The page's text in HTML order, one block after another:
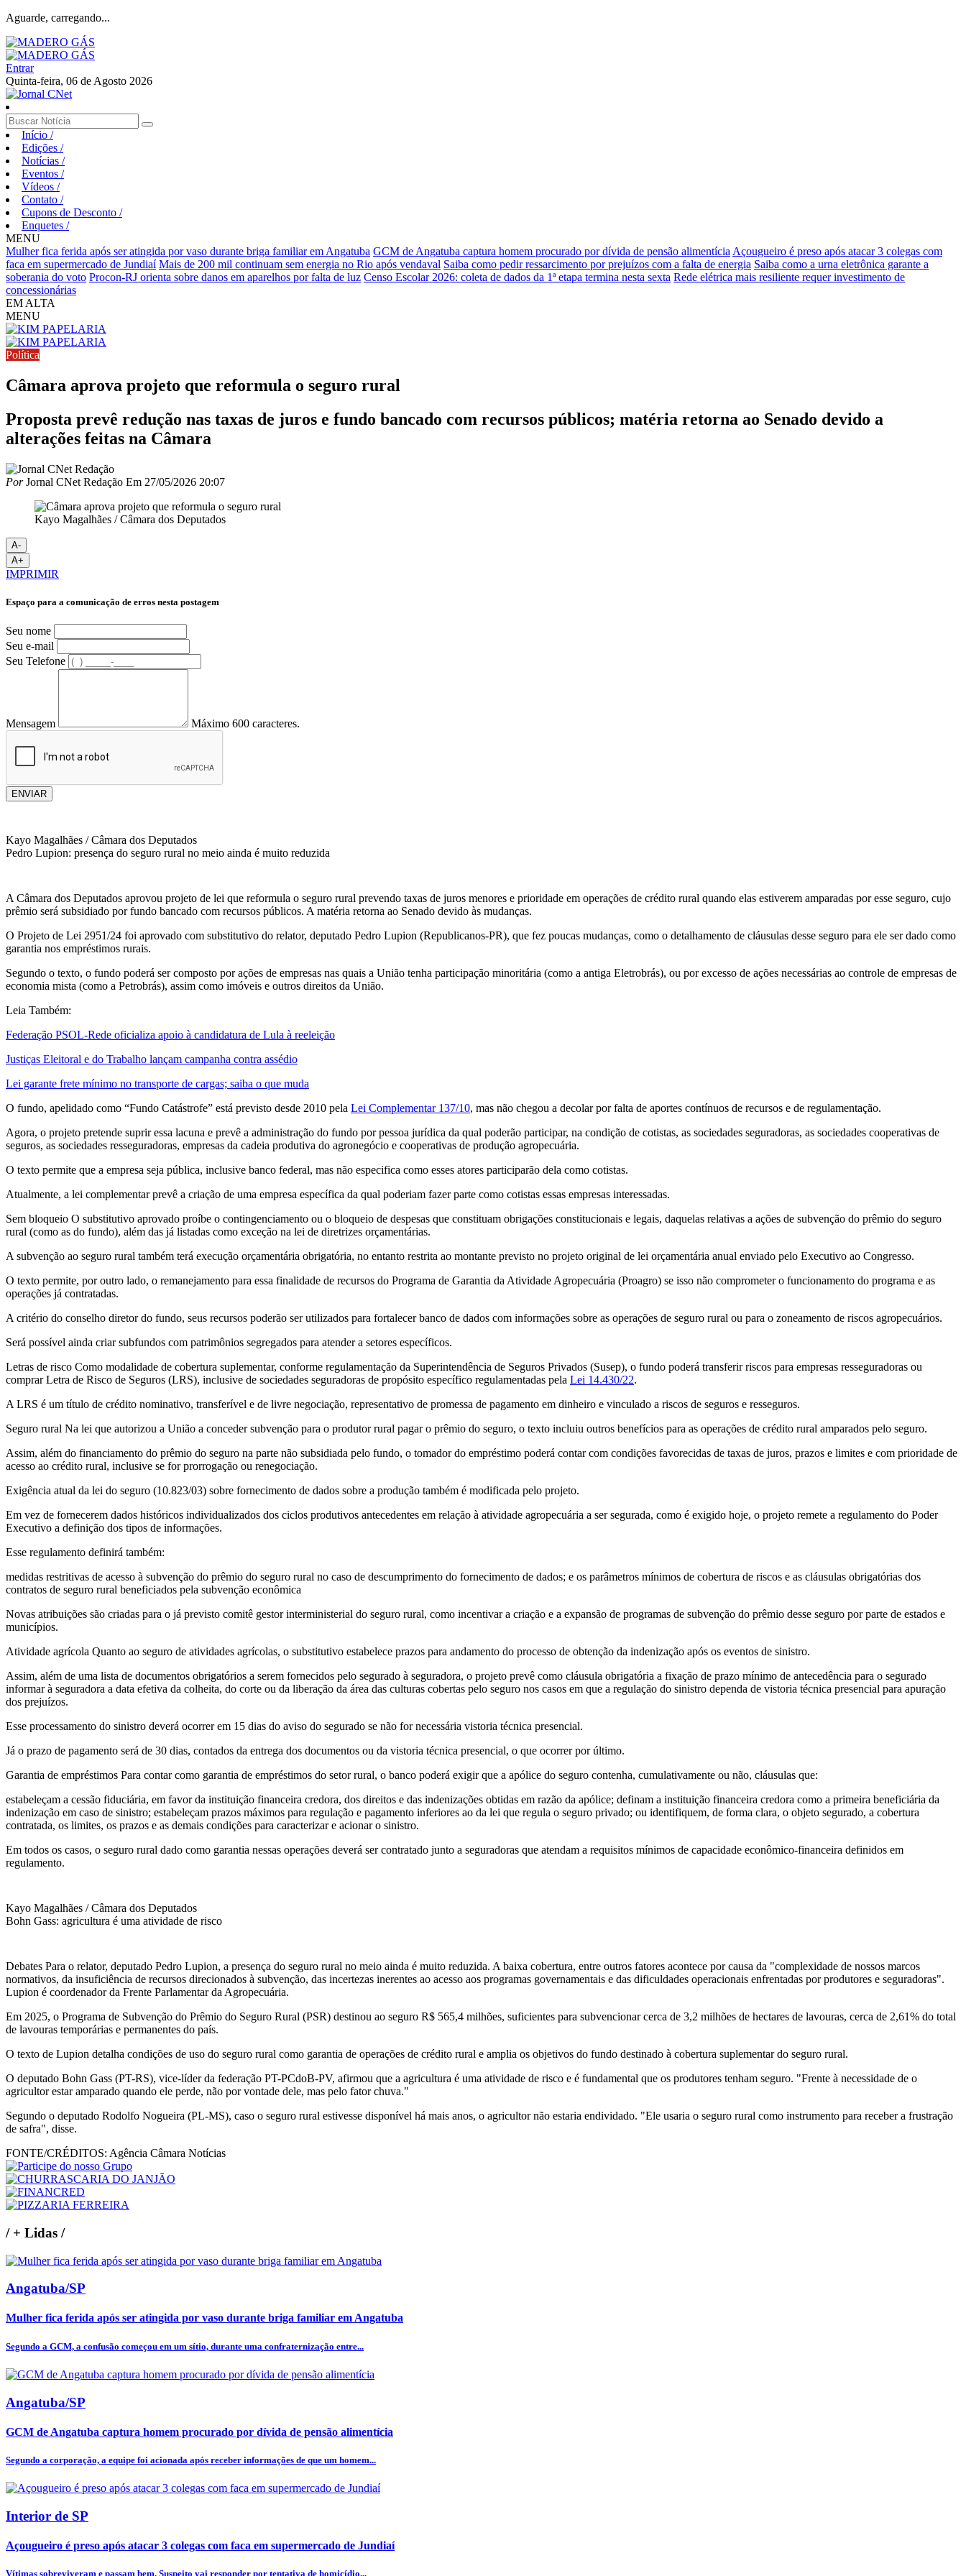
Aguarde, carregando...
Entrar
Quinta-feira, 06 de Agosto 2026
Início /
Edições /
Notícias /
Eventos /
Vídeos /
Contato /
Cupons de Desconto /
Enquetes /
MENU
Mulher fica ferida após ser atingida por vaso durante briga familiar em Angatuba GCM de Angatuba captura homem procurado por dívida de pensão alimentícia Açougueiro é preso após atacar 3 colegas com
faca em supermercado de Jundiaí Mais de 200 mil continuam sem energia no Rio após vendaval Saiba como pedir ressarcimento por prejuízos com a falta de energia Saiba como a urna eletrônica garante a
soberania do voto Procon-RJ orienta sobre danos em aparelhos por falta de luz Censo Escolar 2026: coleta de dados da 1ª etapa termina nesta sexta Rede elétrica mais resiliente requer investimento de
concessionárias
EM ALTA
MENU
Política
Câmara aprova projeto que reformula o seguro rural
Proposta prevê redução nas taxas de juros e fundo bancado com recursos públicos; matéria retorna ao Senado devido a
alterações feitas na Câmara
PorJornal CNet Redação Em 27/05/2026 20:07
Kayo Magalhães / Câmara dos Deputados
A-
A+
IMPRIMIR
Espaço para a comunicação de erros nesta postagem
Seu nome
Seu e-mail
Seu Telefone
Mensagem Máximo 600 caracteres.
ENVIAR
Kayo Magalhães / Câmara dos Deputados
Pedro Lupion: presença do seguro rural no meio ainda é muito reduzida
A Câmara dos Deputados aprovou projeto de lei que reformula o seguro rural prevendo taxas de juros menores e prioridade em operações de crédito rural quando elas estiverem amparadas por esse seguro, cujo
prêmio será subsidiado por fundo bancado com recursos públicos. A matéria retorna ao Senado devido às mudanças.
O Projeto de Lei 2951/24 foi aprovado com substitutivo do relator, deputado Pedro Lupion (Republicanos-PR), que fez poucas mudanças, como o detalhamento de cláusulas desse seguro para ele ser dado como
garantia nos empréstimos rurais.
Segundo o texto, o fundo poderá ser composto por ações de empresas nas quais a União tenha participação minoritária (como a antiga Eletrobrás), ou por excesso de ações necessárias ao controle de empresas de
economia mista (como a Petrobrás), assim como imóveis e outros direitos da União.
Leia Também:
Federação PSOL-Rede oficializa apoio à candidatura de Lula à reeleição
Justiças Eleitoral e do Trabalho lançam campanha contra assédio
Lei garante frete mínimo no transporte de cargas; saiba o que muda
O fundo, apelidado como “Fundo Catástrofe” está previsto desde 2010 pela Lei Complementar 137/10, mas não chegou a decolar por falta de aportes contínuos de recursos e de regulamentação.
Agora, o projeto pretende suprir essa lacuna e prevê a administração do fundo por pessoa jurídica da qual poderão participar, na condição de cotistas, as sociedades seguradoras, as sociedades cooperativas de
seguros, as sociedades resseguradoras, empresas da cadeia produtiva do agronegócio e cooperativas de produção agropecuária.
O texto permite que a empresa seja pública, inclusive banco federal, mas não especifica como esses atores participarão dela como cotistas.
Atualmente, a lei complementar prevê a criação de uma empresa específica da qual poderiam fazer parte como cotistas essas empresas interessadas.
Sem bloqueio O substitutivo aprovado proíbe o contingenciamento ou o bloqueio de despesas que constituam obrigações constitucionais e legais, daquelas relativas a ações de subvenção do prêmio do seguro
rural (como as do fundo), além das já listadas como exceção na lei de diretrizes orçamentárias.
A subvenção ao seguro rural também terá execução orçamentária obrigatória, no entanto restrita ao montante previsto no projeto original de lei orçamentária anual enviado pelo Executivo ao Congresso.
O texto permite, por outro lado, o remanejamento para essa finalidade de recursos do Programa de Garantia da Atividade Agropecuária (Proagro) se isso não comprometer o funcionamento do programa e as
operações já contratadas.
A critério do conselho diretor do fundo, seus recursos poderão ser utilizados para fortalecer banco de dados com informações sobre as operações de seguro rural ou para o zoneamento de riscos agropecuários.
Será possível ainda criar subfundos com patrimônios segregados para atender a setores específicos.
Letras de risco Como modalidade de cobertura suplementar, conforme regulamentação da Superintendência de Seguros Privados (Susep), o fundo poderá transferir riscos para empresas resseguradoras ou
comprar Letra de Risco de Seguros (LRS), inclusive de sociedades seguradoras de propósito específico regulamentadas pela Lei 14.430/22.
A LRS é um título de crédito nominativo, transferível e de livre negociação, representativo de promessa de pagamento em dinheiro e vinculado a riscos de seguros e resseguros.
Seguro rural Na lei que autorizou a União a conceder subvenção para o produtor rural pagar o prêmio do seguro, o texto incluiu outros benefícios para as operações de crédito rural amparados pelo seguro.
Assim, além do financiamento do prêmio do seguro na parte não subsidiada pelo fundo, o tomador do empréstimo poderá contar com condições favorecidas de taxas de juros, prazos e limites e com prioridade de
acesso ao crédito rural, inclusive se for prorrogação ou renegociação.
Exigência atual da lei do seguro (10.823/03) sobre fornecimento de dados sobre a produção também é modificada pelo projeto.
Em vez de fornecerem dados históricos individualizados dos ciclos produtivos antecedentes em relação à atividade agropecuária a ser segurada, como é exigido hoje, o projeto remete a regulamento do Poder
Executivo a definição dos tipos de informações.
Esse regulamento definirá também:
medidas restritivas de acesso à subvenção do prêmio do seguro rural no caso de descumprimento do fornecimento de dados; e os parâmetros mínimos de cobertura de riscos e as cláusulas obrigatórias dos
contratos de seguro rural beneficiados pela subvenção econômica
Novas atribuições são criadas para o já previsto comitê gestor interministerial do seguro rural, como incentivar a criação e a expansão de programas de subvenção do prêmio desse seguro por parte de estados e
municípios.
Atividade agrícola Quanto ao seguro de atividades agrícolas, o substitutivo estabelece prazos para andamento do processo de obtenção da indenização após os eventos de sinistro.
Assim, além de uma lista de documentos obrigatórios a serem fornecidos pelo segurado à seguradora, o projeto prevê como cláusula obrigatória a fixação de prazo mínimo de antecedência para o segurado
informar à seguradora a data efetiva da colheita, do corte ou da liberação da área das culturas cobertas pelo seguro nos casos em que a regulação do sinistro dependa de vistoria técnica presencial para apuração
dos prejuízos.
Esse processamento do sinistro deverá ocorrer em 15 dias do aviso do segurado se não for necessária vistoria técnica presencial.
Já o prazo de pagamento será de 30 dias, contados da entrega dos documentos ou da vistoria técnica presencial, o que ocorrer por último.
Garantia de empréstimos Para contar como garantia de empréstimos do setor rural, o banco poderá exigir que a apólice do seguro contenha, cumulativamente ou não, cláusulas que:
estabeleçam a cessão fiduciária, em favor da instituição financeira credora, dos direitos e das indenizações obtidas em razão da apólice; definam a instituição financeira credora como a primeira beneficiária da
indenização em caso de sinistro; estabeleçam prazos máximos para regulação e pagamento inferiores ao da lei que regula o seguro privado; ou identifiquem, de forma clara, o objeto segurado, a cobertura
contratada, os limites, os prazos e as demais condições para caracterizar e acionar o sinistro.
Em todos os casos, o seguro rural dado como garantia nessas operações deverá ser contratado junto a seguradoras que atendam a requisitos mínimos de capacidade econômico-financeira definidos em
regulamento.
Kayo Magalhães / Câmara dos Deputados
Bohn Gass: agricultura é uma atividade de risco
Debates Para o relator, deputado Pedro Lupion, a presença do seguro rural no meio ainda é muito reduzida. A baixa cobertura, entre outros fatores acontece por causa da "complexidade de nossos marcos
normativos, da insuficiência de recursos direcionados à subvenção, das incertezas inerentes ao acesso aos programas governamentais e das dificuldades operacionais enfrentadas por produtores e seguradoras".
Lupion é coordenador da Frente Parlamentar da Agropecuária.
Em 2025, o Programa de Subvenção do Prêmio do Seguro Rural (PSR) destinou ao seguro R$ 565,4 milhões, suficientes para subvencionar cerca de 3,2 milhões de hectares de lavouras, cerca de 2,61% do total
de lavouras temporárias e permanentes do país.
O texto de Lupion detalha condições de uso do seguro rural como garantia de operações de crédito rural e amplia os objetivos do fundo destinado à cobertura suplementar do seguro rural.
O deputado Bohn Gass (PT-RS), vice-líder da federação PT-PCdoB-PV, afirmou que a agricultura é uma atividade de risco e é fundamental que os produtores tenham seguro. "Frente à necessidade de o
agricultor estar amparado quando ele perde, não por vontade dele, mas pelo fator chuva."
Segundo o deputado Rodolfo Nogueira (PL-MS), caso o seguro rural estivesse disponível há mais anos, o agricultor não estaria endividado. "Ele usaria o seguro rural como instrumento para receber a frustração
de safra", disse.
FONTE/CRÉDITOS: Agência Câmara Notícias
/+ Lidas /
Angatuba/SP
Mulher fica ferida após ser atingida por vaso durante briga familiar em Angatuba
Segundo a GCM, a confusão começou em um sítio, durante uma confraternização entre...
Angatuba/SP
GCM de Angatuba captura homem procurado por dívida de pensão alimentícia
Segundo a corporação, a equipe foi acionada após receber informações de que um homem...
Interior de SP
Açougueiro é preso após atacar 3 colegas com faca em supermercado de Jundiaí
Vítimas sobreviveram e passam bem. Suspeito vai responder por tentativa de homicídio...